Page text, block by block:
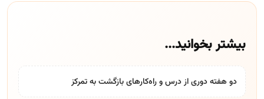
بیشتر بخوانید...
دو هفته دوری از درس و راه‌کارهای بازگشت به تمرکز